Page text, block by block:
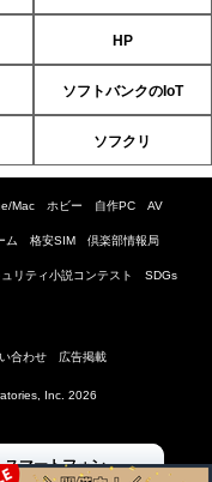
HP
ソフトバンクのIoT
ソフクリ
Mac ホビー 自作PC AV
ム 格安SIM 倶楽部情報局
リティ小説コンテスト SDGs
合わせ 広告掲載
Inc. 2026
スマートフォン